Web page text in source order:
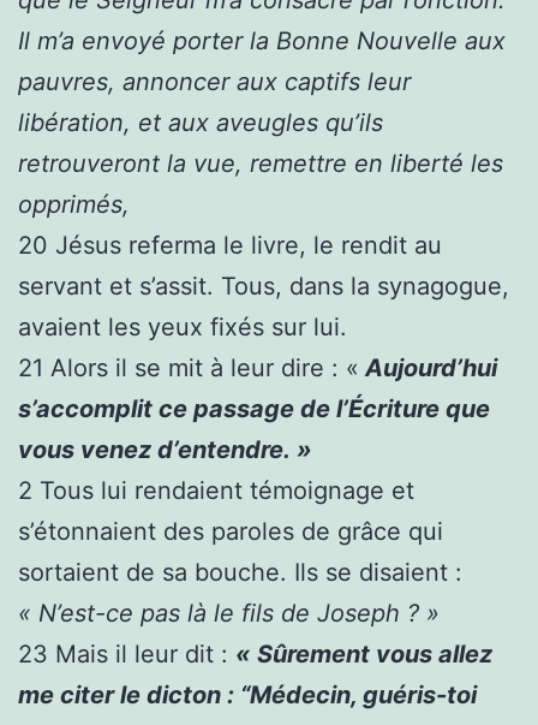
Il m’a envoyé porter la Bonne Nouvelle aux
pauvres, annoncer aux captifs leur
libération, et aux aveugles qu’ils
retrouveront la vue, remettre en liberté les
opprimés,
20 Jésus referma le livre, le rendit au
servant et s’assit. Tous, dans la synagogue,
avaient les yeux fixés sur lui.
21 Alors il se mit à leur dire : « Aujourd’hui
s’accomplit ce passage de l’Écriture que
vous venez d’entendre. »
2 Tous lui rendaient témoignage et
s’étonnaient des paroles de grâce qui
sortaient de sa bouche. Ils se disaient :
« N’est-ce pas là le fils de Joseph ? »
23 Mais il leur dit : « Sûrement vous allez
me citer le dicton : “Médecin, guéris-toi